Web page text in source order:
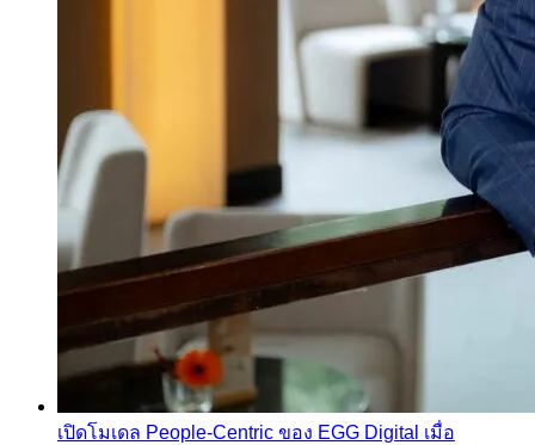
เปิดโมเดล People-Centric ของ EGG Digital เมื่อ